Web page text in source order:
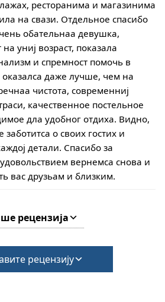
ресторанима и магазинима
на свази. Отдельное спасибо
обательнаа девушка,
униј возраст, показала
и спремност помочь в
оказалса даже лучше, чем на
чистота, современниј
качественное постельное
дла удобног отдиха. Видно,
о своих гостих и
детали. Спасибо за
вернемса снова и
вас друзьам и близким.
рецензија
рецензију